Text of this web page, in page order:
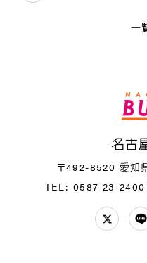
一
〒492-8520 愛知
TEL: 0587-23-2400（